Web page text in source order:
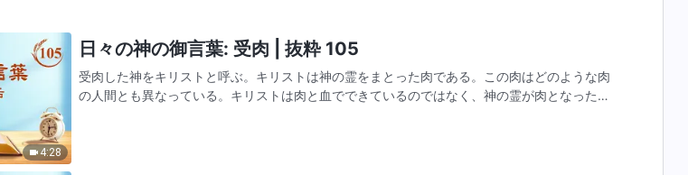
4:28
日々の神の御言葉: 受肉 | 抜粋 105
受肉した神をキリストと呼ぶ。キリストは神の霊をまとった肉である。この肉はどのような肉
の人間とも異なっている。キリストは肉と血でできているのではなく、神の霊が肉となったも